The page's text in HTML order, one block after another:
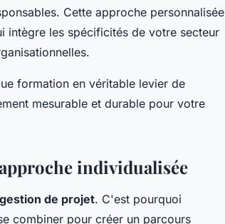
Cette approche personnalisée
intègre les spécificités de votre secteur
formation en véritable levier de
mesurable et durable pour votre
individualisée
gestion de projet. C'est pourquoi
combiner pour créer un parcours